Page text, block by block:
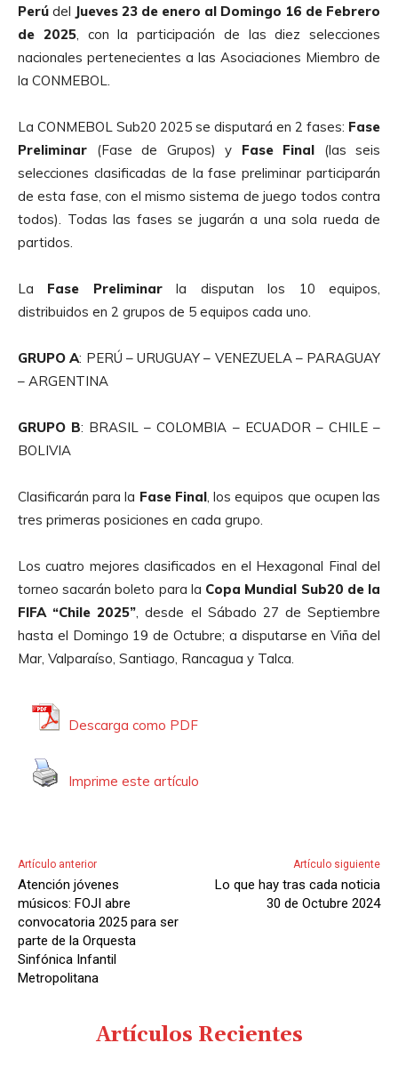
Perú del Jueves 23 de enero al Domingo 16 de Febrero
de 2025, con la participación de las diez selecciones
nacionales pertenecientes a las Asociaciones Miembro de
la CONMEBOL.
La CONMEBOL Sub20 2025 se disputará en 2 fases: Fase
Preliminar (Fase de Grupos) y Fase Final (las seis
selecciones clasificadas de la fase preliminar participarán
de esta fase, con el mismo sistema de juego todos contra
todos). Todas las fases se jugarán a una sola rueda de
partidos.
La Fase Preliminarla disputan los 10 equipos,
distribuidos en 2 grupos de 5 equipos cada uno.
GRUPO A: PERÚ – URUGUAY – VENEZUELA – PARAGUAY
– ARGENTINA
GRUPO B: BRASIL – COLOMBIA – ECUADOR – CHILE –
BOLIVIA
Clasificarán para la Fase Final, los equipos que ocupen las
tres primeras posiciones en cada grupo.
Los cuatro mejores clasificados en el Hexagonal Final del
torneo sacarán boleto para la Copa Mundial Sub20 de la
FIFA “Chile 2025” , desde el Sábado 27 de Septiembre
hasta el Domingo 19 de Octubre; a disputarse en Viña del
Mar, Valparaíso, Santiago, Rancagua y Talca.
Descarga como PDF
Imprime este artículo
Artículo anterior
Atención jóvenes
músicos: FOJI abre
convocatoria 2025 para ser
parte de la Orquesta
Sinfónica Infantil
Metropolitana
Artículo siguiente
Lo que hay tras cada noticia
30 de Octubre 2024
Artículos Recientes